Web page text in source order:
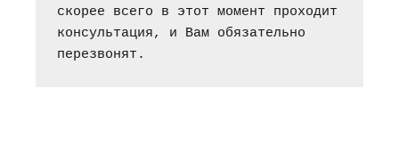
скорее всего в этот момент проходит
консультация, и Вам обязательно
перезвонят.